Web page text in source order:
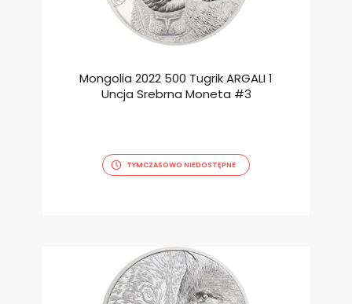
Mongolia 2022 500 Tugrik ARGALI 1
Uncja Srebrna Moneta #3
TYMCZASOWO NIEDOSTĘPNE